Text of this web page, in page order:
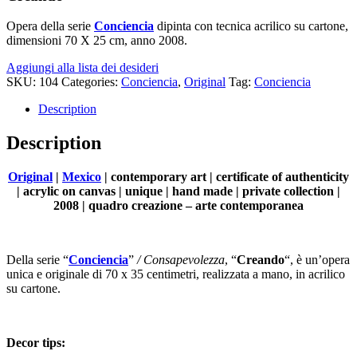
Opera della serie Conciencia dipinta con tecnica acrilico su cartone,
dimensioni 70 X 25 cm, anno 2008.
Aggiungi alla lista dei desideri
SKU: 104 Categories: Conciencia, Original Tag: Conciencia
Description
Description
Original | Mexico | contemporary art | certificate of authenticity
| acrylic on canvas | unique | hand made | private collection |
2008 | quadro creazione – arte contemporanea
Della serie “Conciencia” / Consapevolezza, “Creando“, è un’opera
unica e originale di 70 x 35 centimetri, realizzata a mano, in acrilico
su cartone.
Decor tips: